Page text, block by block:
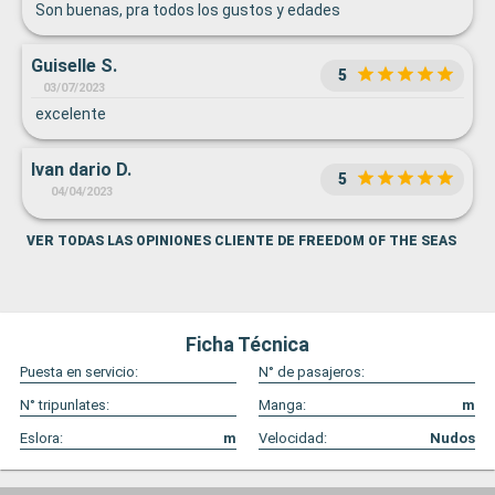
Son buenas, pra todos los gustos y edades
Guiselle S.
03/07/2023
5
excelente
Ivan dario D.
04/04/2023
5
VER TODAS LAS OPINIONES CLIENTE DE FREEDOM OF THE SEAS
Ficha Técnica
Puesta en servicio:
N° de pasajeros:
N° tripunlates:
Manga:
m
Eslora:
m Velocidad: Nudos